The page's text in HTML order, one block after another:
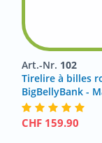
Art.-Nr. 102
Tirelire à billes
BigBellyBank -
CHF 159.90